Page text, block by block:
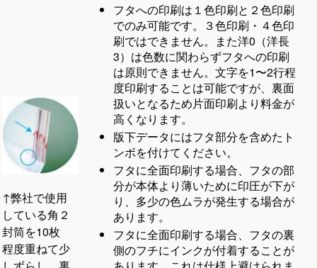
↑弊社で使用
している角２
封筒を10枚
程度重ねて少
フタへの印刷は１色印刷と２色印刷
でのみ可能です。３色印刷・４色印
刷ではできません。また洋0（洋長
3）は色数に関わらずフタへの印刷
は原則できません。文字を1〜2行程
度印刷することは可能ですが、裏面
扱いとなるため片面印刷より料金が
高くなります。
版下データにはフタ部分を含めたト
ンボを付けてください。
フタに全面印刷する場合、フタの部
分が本体より薄いために印圧が下が
り、多少の色ムラが発生する場合が
あります。
フタに全面印刷する場合、フタの裏
側のフチにインクが付着することが